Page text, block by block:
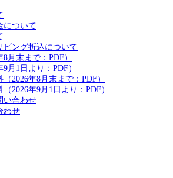
について
ビング折込について
月末まで：PDF）
月1日より：PDF）
2026年8月末まで：PDF）
2026年9月1日より：PDF）
い合わせ
わせ